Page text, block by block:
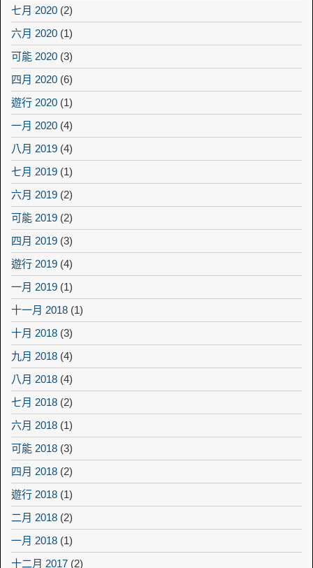
七月 2020 (2)
六月 2020 (1)
可能 2020 (3)
四月 2020 (6)
遊行 2020 (1)
一月 2020 (4)
八月 2019 (4)
七月 2019 (1)
六月 2019 (2)
可能 2019 (2)
四月 2019 (3)
遊行 2019 (4)
一月 2019 (1)
十一月 2018 (1)
十月 2018 (3)
九月 2018 (4)
八月 2018 (4)
七月 2018 (2)
六月 2018 (1)
可能 2018 (3)
四月 2018 (2)
遊行 2018 (1)
二月 2018 (2)
一月 2018 (1)
十二月 2017 (2)